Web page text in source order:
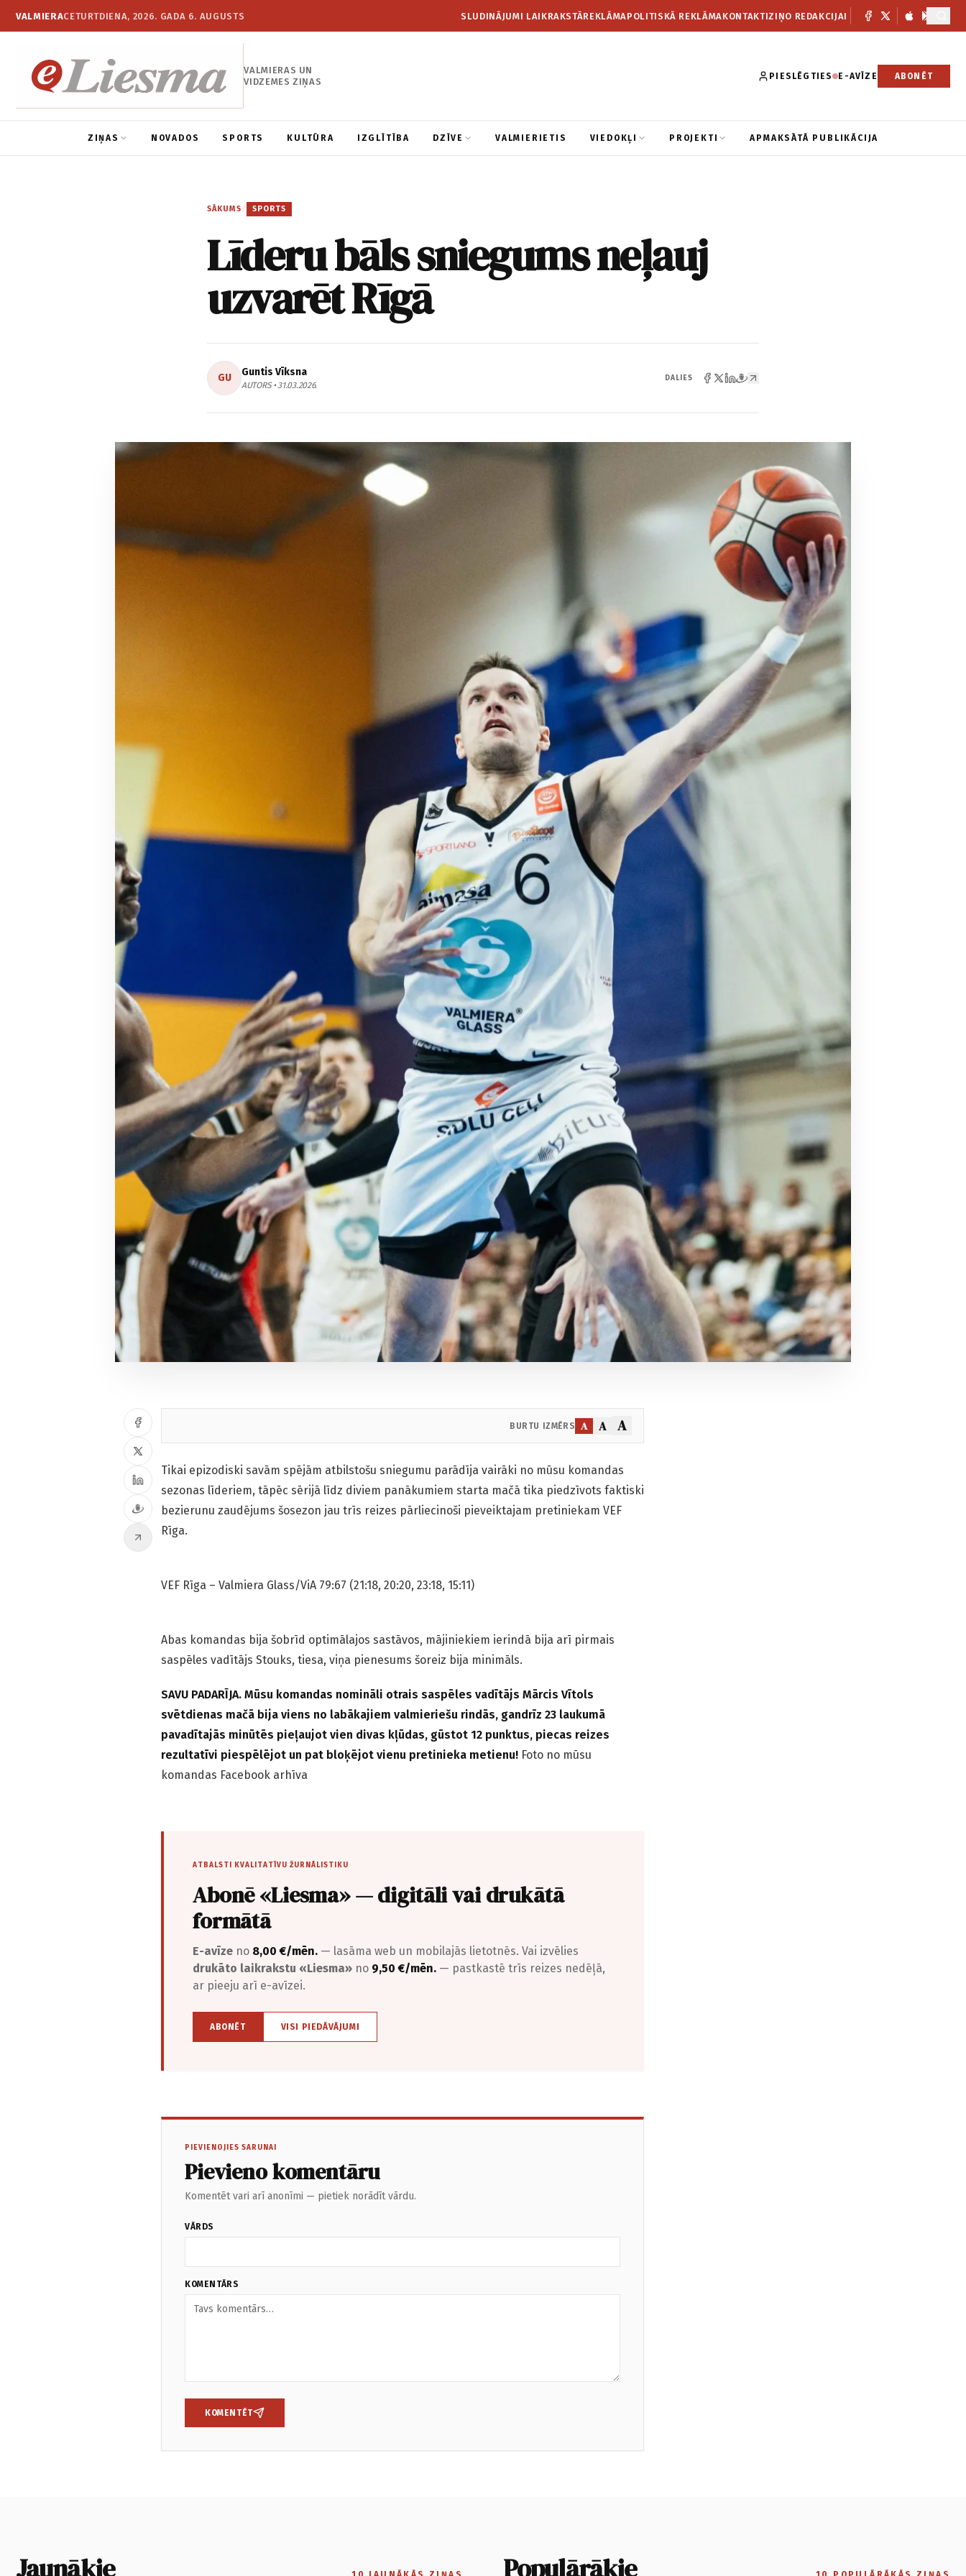
VALMIERACETURTDIENA, 2026. GADA 6. AUGUSTS SLUDINĀJUMI LAIKRAKSTĀREKLĀMAPOLITISKĀ REKLĀMAKONTAKTIZIŅO REDAKCIJAI
VALMIERAS UN
VIDZEMES ZIŅAS
PIESLĒGTIES E-AVĪZE ABONĒT
ZIŅAS NOVADOS SPORTS KULTŪRA IZGLĪTĪBA DZĪVE VALMIERIETIS VIEDOKĻI PROJEKTI APMAKSĀTĀ PUBLIKĀCIJA
SĀKUMS / SPORTS
Līderu bāls sniegums neļauj
uzvarēt Rīgā
GU Guntis Vīksna
AUTORS • 31.03.2026.
DALIES
BURTU IZMĒRS A A A
Tikai epizodiski savām spējām atbilstošu sniegumu parādīja vairāki no mūsu komandas
sezonas līderiem, tāpēc sērijā līdz diviem panākumiem starta mačā tika piedzīvots faktiski
bezierunu zaudējums šosezon jau trīs reizes pārliecinoši pieveiktajam pretiniekam VEF
Rīga.
VEF Rīga – Valmiera Glass/ViA 79:67 (21:18, 20:20, 23:18, 15:11)
Abas komandas bija šobrīd optimālajos sastāvos, mājiniekiem ierindā bija arī pirmais
saspēles vadītājs Stouks, tiesa, viņa pienesums šoreiz bija minimāls.
SAVU PADARĪJA. Mūsu komandas nomināli otrais saspēles vadītājs Mārcis Vītols
svētdienas mačā bija viens no labākajiem valmieriešu rindās, gandrīz 23 laukumā
pavadītajās minūtēs pieļaujot vien divas kļūdas, gūstot 12 punktus, piecas reizes
rezultatīvi piespēlējot un pat bloķējot vienu pretinieka metienu! Foto no mūsu
komandas Facebook arhīva
ATBALSTI KVALITATĪVU ŽURNĀLISTIKU
Abonē «Liesma» — digitāli vai drukātā
formātā
E-avīze no 8,00 €/mēn. — lasāma web un mobilajās lietotnēs. Vai izvēlies
drukāto laikrakstu «Liesma» no 9,50 €/mēn. — pastkastē trīs reizes nedēļā,
ar pieeju arī e-avīzei.
ABONĒT VISI PIEDĀVĀJUMI
PIEVIENOJIES SARUNAI
Pievieno komentāru
Komentēt vari arī anonīmi — pietiek norādīt vārdu.
VĀRDS
KOMENTĀRS
KOMENTĒT
Jaunākie Populārākie